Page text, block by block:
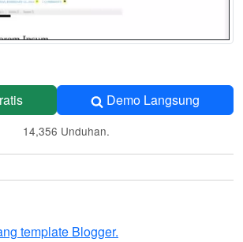
Demo Langsung
14,356 Unduhan.
template Blogger.